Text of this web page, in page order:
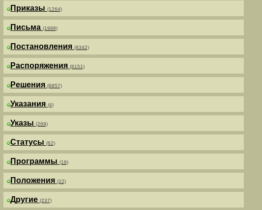
Приказы (1264)
Письма (1988)
Постановления (8342)
Распоряжения (8151)
Решения (6857)
Указания (4)
Указы (269)
Статусы (62)
Программы (18)
Положения (22)
Другие (237)